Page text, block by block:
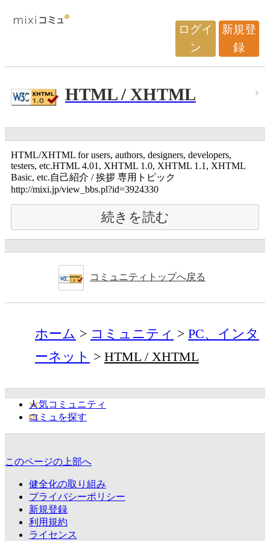
ログイ
ン
新規登
録
HTML / XHTML
HTML/XHTML for users, authors, designers, developers,
testers, etc.HTML 4.01, XHTML 1.0, XHTML 1.1, XHTML
Basic, etc.自己紹介 / 挨拶 専用トピック
http://mixi.jp/view_bbs.pl?id=3924330
続きを読む
コミュニティトップへ戻る
ホーム コミュニティ
PC、インタ
ーネット
HTML / XHTML
人気コミュニティ
コミュを探す
このページの上部へ
健全化の取り組み
プライバシーポリシー
新規登録
利用規約
ライセンス